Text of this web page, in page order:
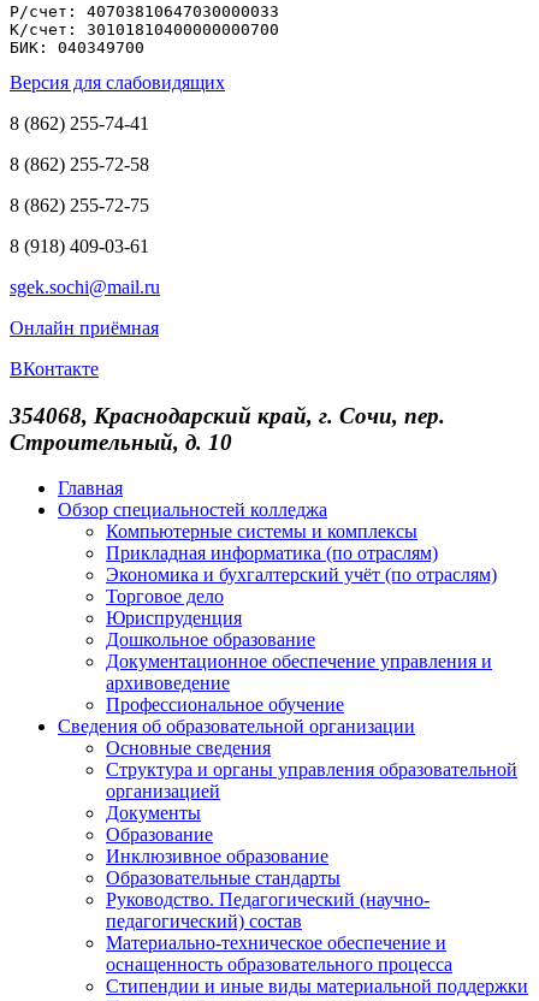
Р/счет: 40703810647030000033
К/счет: 30101810400000000700
БИК: 040349700
Версия для слабовидящих
8 (862) 255-74-41
8 (862) 255-72-58
8 (862) 255-72-75
8 (918) 409-03-61
sgek.sochi@mail.ru
Онлайн приёмная
ВКонтакте
354068, Краснодарский край, г. Сочи, пер.
Строительный, д. 10
Главная
Обзор специальностей колледжа
Компьютерные системы и комплексы
Прикладная информатика (по отраслям)
Экономика и бухгалтерский учёт (по отраслям)
Торговое дело
Юриспруденция
Дошкольное образование
Документационное обеспечение управления и
архивоведение
Профессиональное обучение
Сведения об образовательной организации
Основные сведения
Структура и органы управления образовательной
организацией
Документы
Образование
Инклюзивное образование
Образовательные стандарты
Руководство. Педагогический (научно-
педагогический) состав
Материально-техническое обеспечение и
оснащенность образовательного процесса
Стипендии и иные виды материальной поддержки